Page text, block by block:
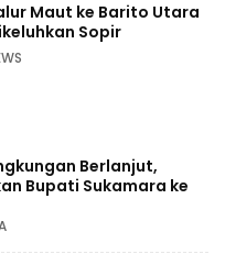
Maut ke Barito Utara
Sopir
Berlanjut,
Bupati Sukamara ke